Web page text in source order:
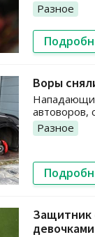
Разное
Воры
автоворов,
Разное
Защитник
девочками